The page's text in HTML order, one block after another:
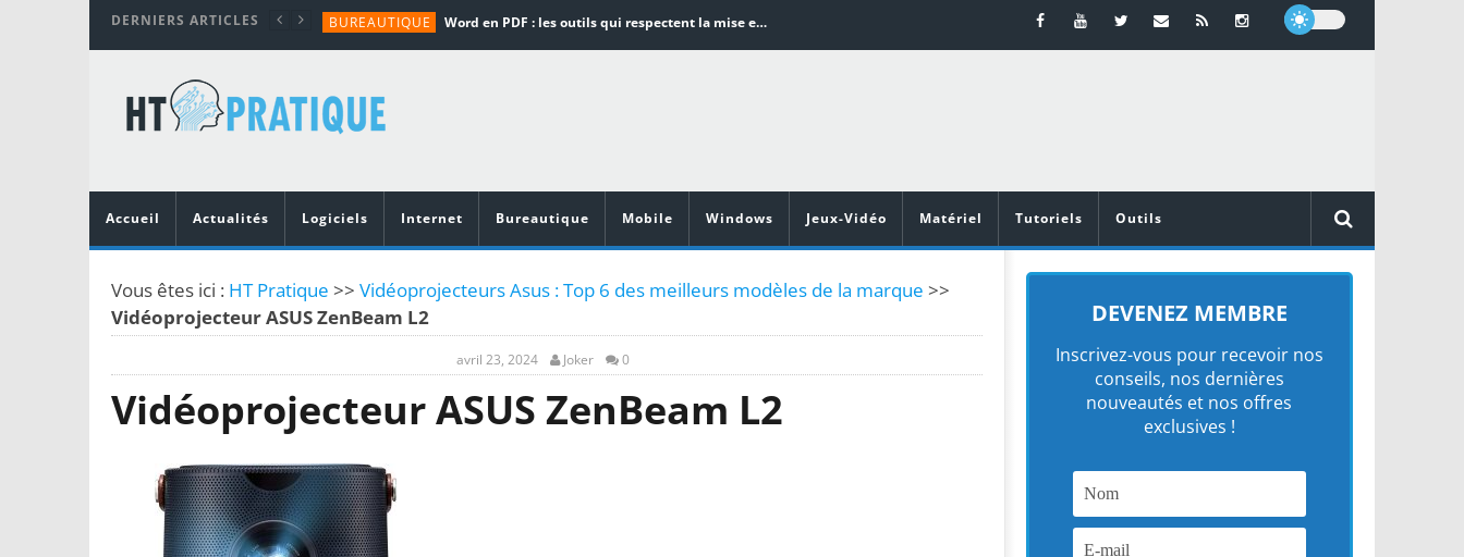
DERNIERS ARTICLES BUREAUTIQUE Word en PDF : les outils qui respectent la mise en page
TUTORIALS
MATÉRIEL
Vidéoprojecteurs Asus : Top 6 des meilleurs modèles de la marque
Accueil
Actualités Logiciels Internet Bureautique Mobile Windows Jeux-Vidéo Matériel Tutoriels Outils
Vous êtes ici : HT Pratique >> Vidéoprojecteurs Asus : Top 6 des meilleurs modèles de la marque >>
Vidéoprojecteur ASUS ZenBeam L2
avril 23, 2024 Joker 0
Vidéoprojecteur ASUS ZenBeam L2
DEVENEZ MEMBRE
Inscrivez-vous pour recevoir nos
conseils, nos dernières
nouveautés et nos offres
exclusives !